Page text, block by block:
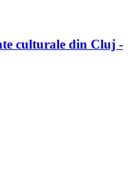
culturale din Cluj -